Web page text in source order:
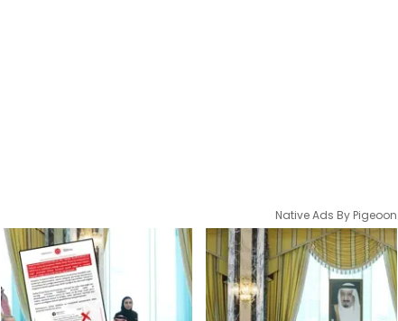
Native Ads By Pigeoon